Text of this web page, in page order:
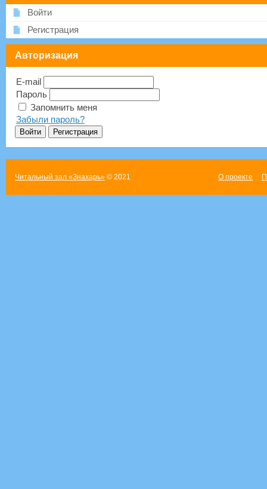
Войти
Регистрация
Авторизация
E-mail
Пароль
Запомнить меня
Забыли пароль?
Читальный зал «Знахарь»© 2021 О проекте